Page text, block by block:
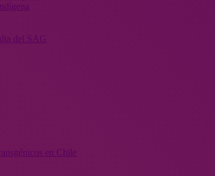
del SAG
en Chile